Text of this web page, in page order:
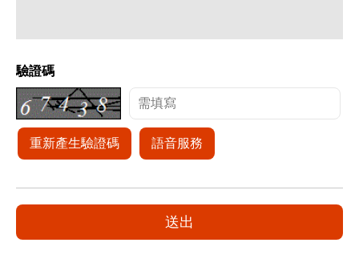
驗證碼
重新產生驗證碼 語音服務